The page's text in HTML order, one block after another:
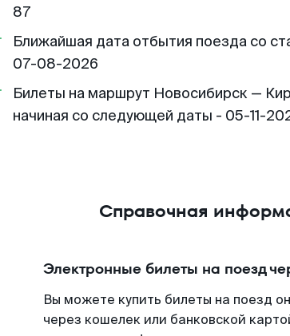
87
Ближайшая дата отбытия поезда со
07-08-2026
Билеты на маршрут Новосибирск —
начиная со следующей даты - 05-11-
Справочная
Электронные билеты на поезд
Вы можете купить билеты на поезд
через кошелек или банковской